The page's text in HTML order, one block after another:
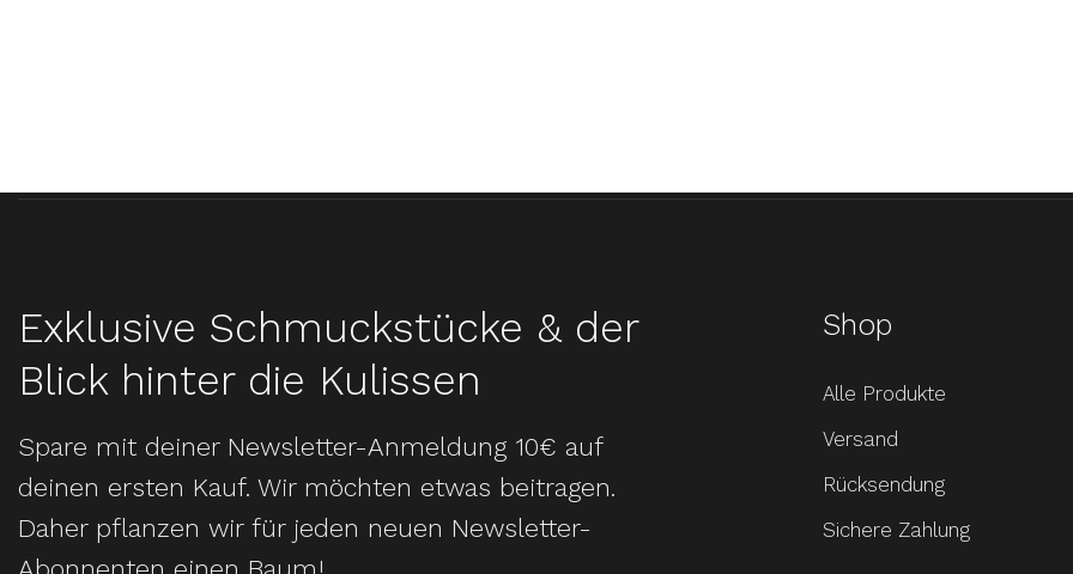
Exklusive Schmuckstücke & der
Blick hinter die Kulissen
Spare mit deiner Newsletter-Anmeldung 10€ auf
deinen ersten Kauf. Wir möchten etwas beitragen.
Daher pflanzen wir für jeden neuen Newsletter-
Shop
Alle Produkte
Versand
Rücksendung
Sichere Zahlung